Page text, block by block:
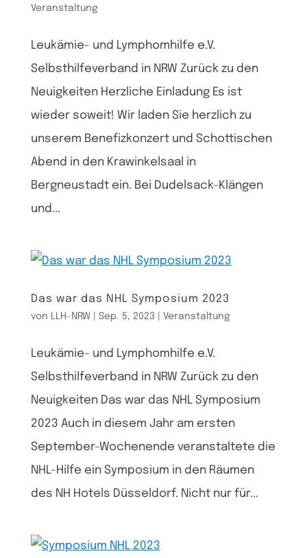
Veranstaltung
Leukämie- und Lymphomhilfe e.V.
Selbsthilfeverband in NRW Zurück zu den
Neuigkeiten Herzliche Einladung Es ist
wieder soweit! Wir laden Sie herzlich zu
unserem Benefizkonzert und Schottischen
Abend in den Krawinkelsaal in
Bergneustadt ein. Bei Dudelsack-Klängen
und...
Das war das NHL Symposium 2023
von LLH-NRW| Sep. 5, 2023 Veranstaltung
Leukämie- und Lymphomhilfe e.V.
Selbsthilfeverband in NRW Zurück zu den
Neuigkeiten Das war das NHL Symposium
2023 Auch in diesem Jahr am ersten
September-Wochenende veranstaltete die
NHL-Hilfe ein Symposium in den Räumen
des NH Hotels Düsseldorf. Nicht nur für...